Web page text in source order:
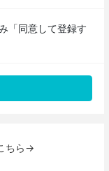
「同意して登録す
ちら→